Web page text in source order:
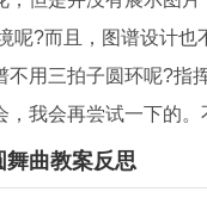
呢?而且，图谱设计
用三拍子圆环呢?指
我会再尝试一下的。
舞曲教案反思